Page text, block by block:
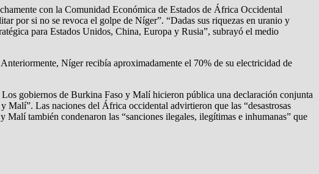
con la Comunidad Económica de Estados de África Occidental
por si no se revoca el golpe de Níger”. “Dadas sus riquezas en uranio y
para Estados Unidos, China, Europa y Rusia”, subrayó el medio
Anteriormente, Níger recibía aproximadamente el 70% de su electricidad de
gobiernos de Burkina Faso y Malí hicieron pública una declaración conjunta
Las naciones del África occidental advirtieron que las “desastrosas
Malí también condenaron las “sanciones ilegales, ilegítimas e inhumanas” que